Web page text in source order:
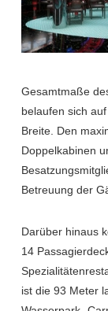
Gesamtmaße
belaufen sich
Breite. Den
Doppelkabinen
Betreuung der
Darüber hinaus
14
ist die 93 Meter